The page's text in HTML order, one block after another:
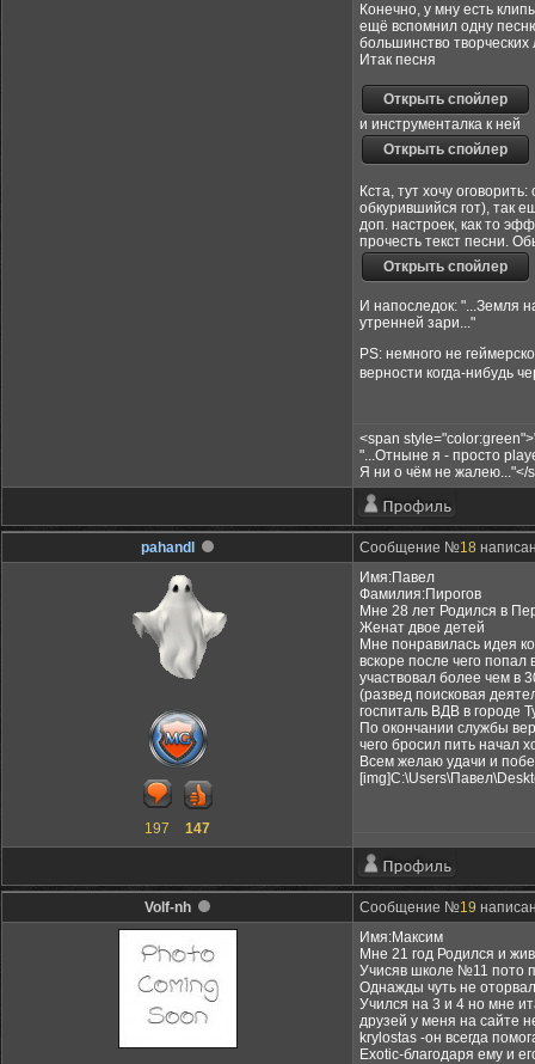
Конечно, у мну есть
ещё вспомнил одну
большинство
Итак песня
и инструменталка к ней
Кста, тут хочу
обкурившийся гот), так
доп. настроек, как то
прочесть текст песни.
И напоследок: "...Земля
утренней зари..."
PS: немного не
верности когда-нибудь
<span
"...Отныне я - просто
Я ни о чём не жалею..."</
pahandl Сообщение №18
197 147
Имя:Павел
Фамилия:Пирогов
Мне 28 лет Родился в
Женат двое детей
Мне понравилась идея
вскоре после чего
участвовал более чем в
(развед поисковая
госпиталь ВДВ в городе
По окончании службы
чего бросил пить начал
Всем желаю удачи и
Volf-nh Сообщение №19
Имя:Максим
Мне 21 год Родился и
Учисяв школе №11 пото
Однажды чуть не
Учился на 3 и 4 но мне
друзей у меня на сайте
krylostas -он всегда
Exotic-благодаря ему и